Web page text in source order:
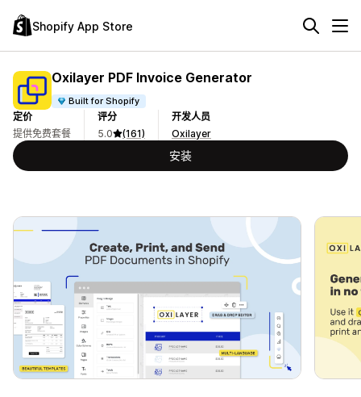
Shopify App Store
Oxilayer PDF Invoice Generator
Built for Shopify
定价
提供免费套餐
评分
5.0
(161)
开发人员
Oxilayer
安装